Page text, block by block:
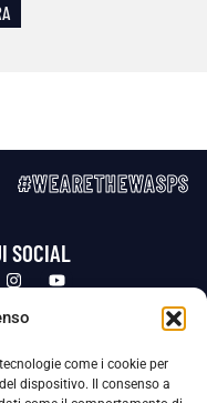
come i cookie per
dispositivo. Il consenso a
#WEARETHEWASPS
SOCIAL
figura specializzata che vigila sulle modalità
dati personali.